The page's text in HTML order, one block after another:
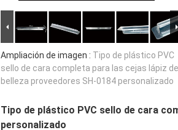
Ampliación de imagen : Tipo de plástico PVC
sello de cara completa para las cejas lápiz de
belleza proveedores SH-0184 personalizado
Tipo de plástico PVC sello de cara
personalizado